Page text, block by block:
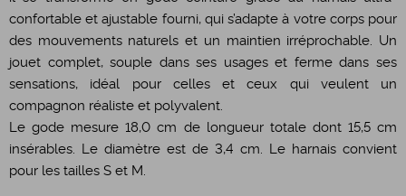
confortable et ajustable fourni, qui s’adapte à votre corps pour
des mouvements naturels et un maintien irréprochable. Un
jouet complet, souple dans ses usages et ferme dans ses
sensations, idéal pour celles et ceux qui veulent un
compagnon réaliste et polyvalent.
Le gode mesure 18,0 cm de longueur totale dont 15,5 cm
insérables. Le diamètre est de 3,4 cm. Le harnais convient
pour les tailles S et M.